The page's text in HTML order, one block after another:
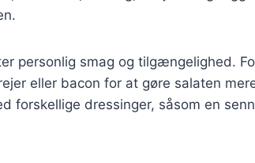
personlig smag og tilgængelighed.
eller bacon for at gøre salaten
forskellige dressinger, såsom en